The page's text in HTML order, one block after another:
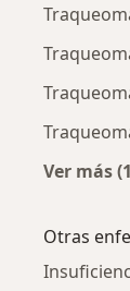
Ver más
Otras